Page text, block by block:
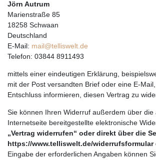
Jörn Autrum
Marienstraße 85
18258 Schwaan
Deutschland
E-Mail: mail@telliswelt.de
Telefon: 03844 8911493
mittels einer eindeutigen Erklärung,
mit der Post versandten Brief oder eine E-
Entschluss informieren, diesen Vertrag zu
Sie können Ihren Widerruf außerdem über die
Internetseite bereitgestellte elektronische
„Vertrag widerrufen“ oder direkt über die
https://www.telliswelt.de/widerrufsformular
Eingabe der erforderlichen Angaben können